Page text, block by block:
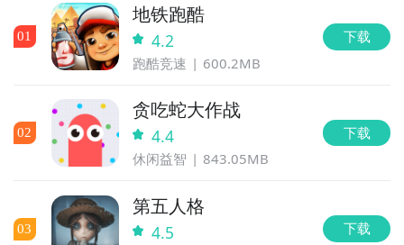
01
地铁跑酷
4.2
跑酷竞速 600.2MB
下载
02
贪吃蛇大作战
4.4
休闲益智 843.05MB
下载
03
第五人格
4.5 下载